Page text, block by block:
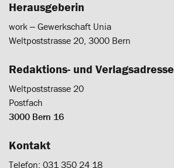
Herausgeberin
work ‒ Gewerkschaft Unia
Weltpoststrasse 20, 3000 Bern
Redaktions- und Verlagsadresse
Weltpoststrasse 20
Postfach
3000 Bern 16
Kontakt
Telefon: 031 350 24 18